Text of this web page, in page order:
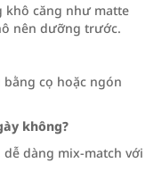
khô căng như matte
nên dưỡng trước.
cọ hoặc ngón
không?
dàng mix-match với